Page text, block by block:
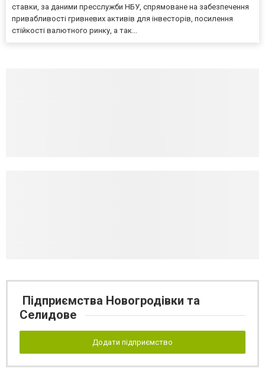
ставки, за даними пресслужби НБУ, спрямоване на забезпечення
привабливості гривневих активів для інвесторів, посилення
стійкості валютного ринку, а так...
Підприємства Новогродівки та
Селидове
Додати підприємство